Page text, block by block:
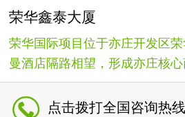
荣华鑫泰大厦
荣华国际项目位于亦庄开发区
曼酒店隔路相望，形成亦庄核心
点击拨打全国咨询热线